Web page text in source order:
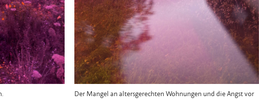
Der Mangel an altersgerechten Wohnungen und die Angst vor